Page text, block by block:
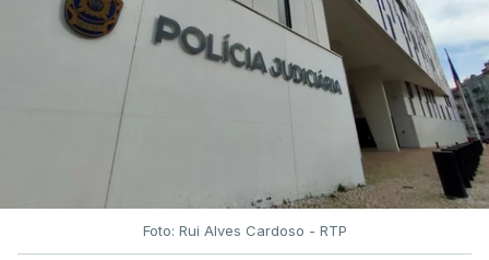
Foto: Rui Alves Cardoso - RTP